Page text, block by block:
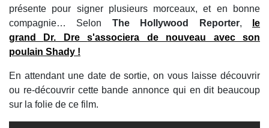
présente pour signer plusieurs morceaux, et en bonne
compagnie… Selon The Hollywood Reporter,
le
grand
Dr. Dres'associera de nouveau avec son
poulain Shady !
En attendant une date de sortie, on vous laisse découvrir
ou re-découvrir cette bande annonce qui en dit beaucoup
sur la folie de ce film.